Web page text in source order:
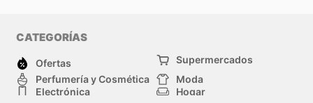
CATEGORÍAS
Ofertas
Supermercados
Perfumería y Cosmética
Moda
Electrónica
Hogar